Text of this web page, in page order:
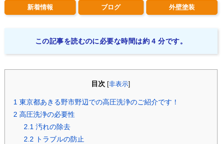
新着情報 ブログ 外壁塗装
この記事を読むのに必要な時間は約 4 分です。
目次 [非表示
1東京都あきる野市野辺での高圧洗浄のご紹介です！
2 高圧洗浄の必要性
2.1汚れの除去
2.2 トラブルの防止